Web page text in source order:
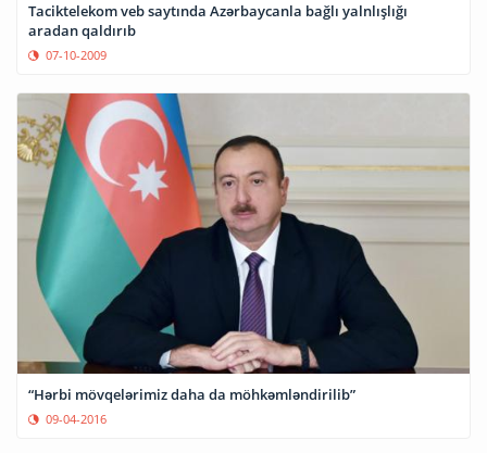
Taciktelekom veb saytında Azərbaycanla bağlı yalnlışlığı
aradan qaldırıb
07-10-2009
“Hərbi mövqelərimiz daha da möhkəmləndirilib”
09-04-2016